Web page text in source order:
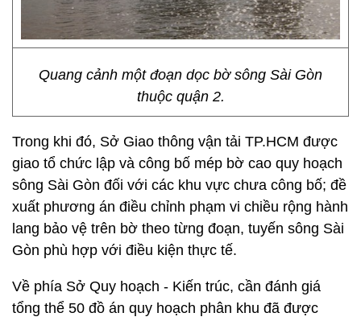
Quang cảnh một đoạn dọc bờ sông Sài Gòn
thuộc quận 2.
Trong khi đó, Sở Giao thông vận tải TP.HCM được
giao tổ chức lập và công bố mép bờ cao quy hoạch
sông Sài Gòn đối với các khu vực chưa công bố; đề
xuất phương án điều chỉnh phạm vi chiều rộng hành
lang bảo vệ trên bờ theo từng đoạn, tuyến sông Sài
Gòn phù hợp với điều kiện thực tế.
Về phía Sở Quy hoạch - Kiến trúc, cần đánh giá
tổng thể 50 đồ án quy hoạch phân khu đã được